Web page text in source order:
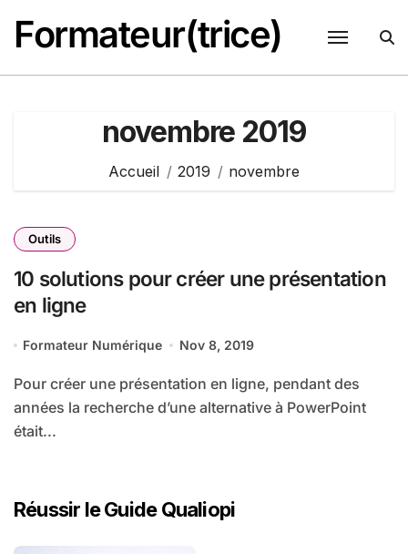
contenu
Formateur(trice)
novembre 2019
Accueil 2019 novembre
Outils
10 solutions pour créer une présentation
en ligne
Formateur Numérique Nov 8, 2019
Pour créer une présentation en ligne, pendant des
années la recherche d’une alternative à PowerPoint
était...
Réussir le Guide Qualiopi